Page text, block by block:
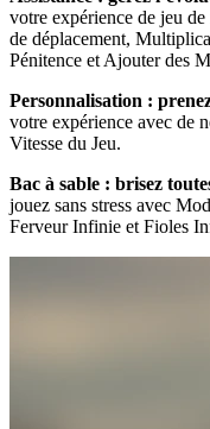
votre expérience de jeu
de déplacement,
Pénitence et Ajouter des
Personnalisation :
votre expérience avec de
Vitesse du Jeu.
Bac à sable : brisez
jouez sans stress avec
Ferveur Infinie et Fioles